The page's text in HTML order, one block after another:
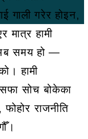
गाली गरेर होइन,
मात्र हामी
समय हो —
हामी
सफा सोच बोकेका
राजनीति